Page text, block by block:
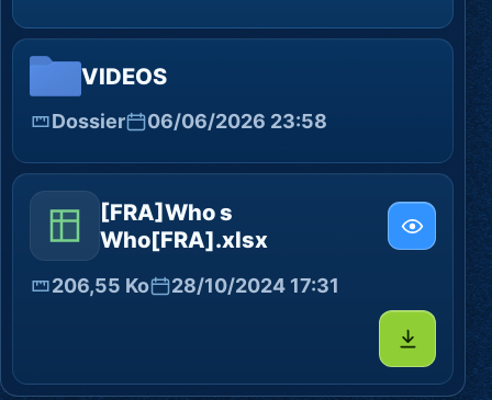
VIDEOS
Dossier 06/06/2026 23:58
[FRA]Who s
Who[FRA].xlsx
206,55 Ko 28/10/2024 17:31